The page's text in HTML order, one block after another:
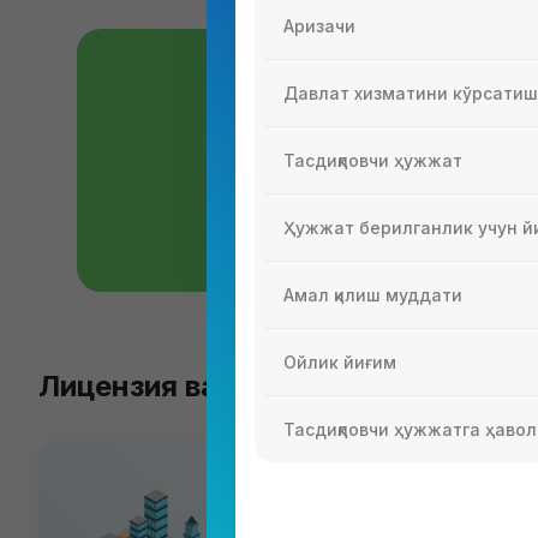
Бизнесга
Бизнесни лицензиясиз ва
Батафсил
Лицензия ва рухсатномалар
Аризачи
Давлат хизматини
Тасдиқловчи ҳужжат
Ҳужжат берилганлик учун
Амал қилиш муддати
Ойлик йиғим
Тасдиқловчи ҳужжатга